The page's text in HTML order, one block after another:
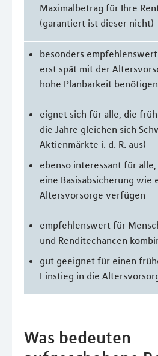
Maximalbetrag für Ihre
(garantiert ist dieser nicht)
besonders
erst spät mit der
hohe Planbarkeit benötigen
eignet sich für alle, die
die Jahre gleichen sich
Aktienmärkte i. d. R. aus)
ebenso interessant für
eine Basisabsicherung wie
Altersvorsorge verfügen
empfehlenswert für
und Renditechancen
gut geeignet für einen
Einstieg in die
Was bedeuten